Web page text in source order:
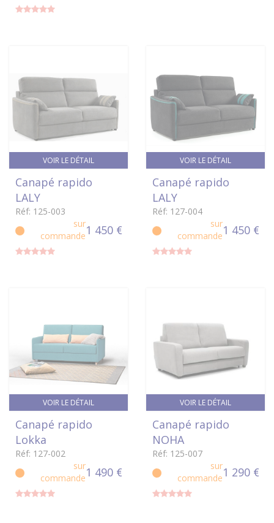
VOIR LE DÉTAIL
Canapé rapido
LALY
Réf: 125-003
sur
commande1 450 €
VOIR LE DÉTAIL
Canapé rapido
LALY
Réf: 127-004
sur
commande1 450 €
VOIR LE DÉTAIL
Canapé rapido
Lokka
Réf: 127-002
sur
commande1 490 €
VOIR LE DÉTAIL
Canapé rapido
NOHA
Réf: 125-007
sur
commande1 290 €